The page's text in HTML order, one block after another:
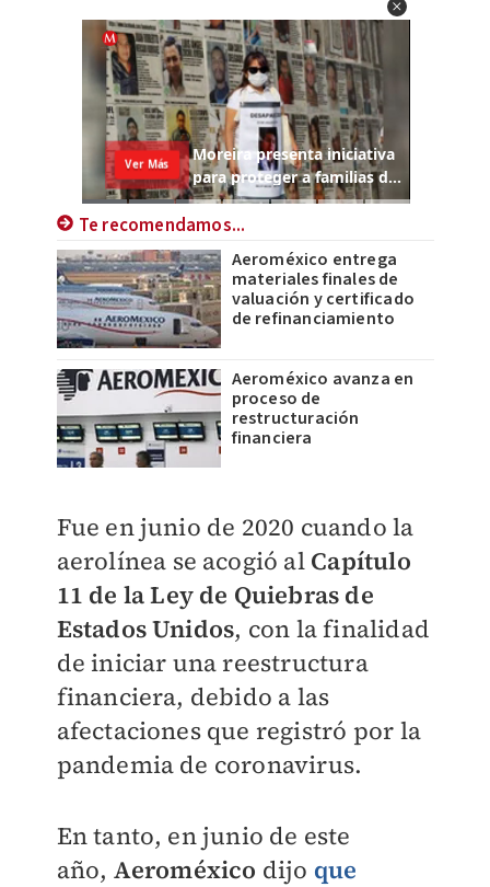
Te recomendamos...
Aeroméxico entrega
materiales finales de
valuación y certificado
de refinanciamiento
Aeroméxico avanza en
proceso de
restructuración
financiera
Fue en junio de 2020 cuando la
aerolínea se acogió al Capítulo
11 de la Ley de Quiebras de
Estados Unidos, con la finalidad
de iniciar una reestructura
financiera, debido a las
afectaciones que registró por la
pandemia de coronavirus.
En tanto, en junio de este
año, Aeroméxico dijo que